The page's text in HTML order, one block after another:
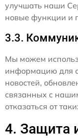
улучшать наши
новые функции и
3.3.
Мы можем
информацию для
новостей,
связанных с
отказаться от
4. Защита